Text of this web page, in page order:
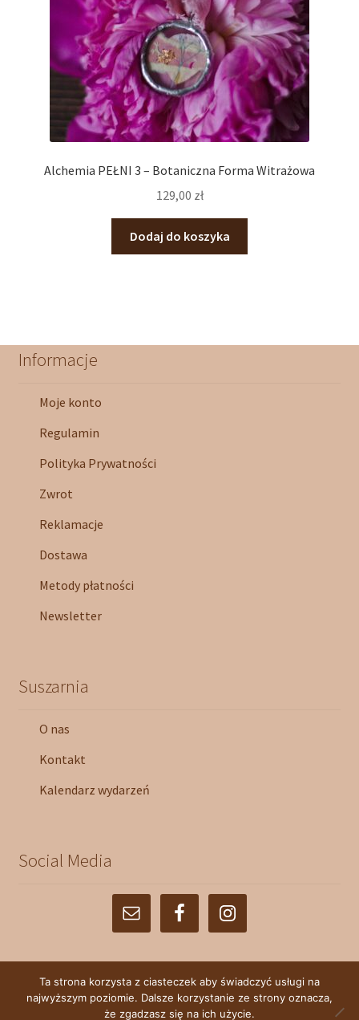
Alchemia PEŁNI 3 – Botaniczna Forma Witrażowa
129,00 zł
Dodaj do koszyka
Informacje
Moje konto
Regulamin
Polityka Prywatności
Zwrot
Reklamacje
Dostawa
Metody płatności
Newsletter
Suszarnia
O nas
Kontakt
Kalendarz wydarzeń
Social Media
© Farma Florystyczna 2026
Ta strona korzysta z ciasteczek aby świadczyć usługi na
najwyższym poziomie. Dalsze korzystanie ze strony oznacza,
że zgadzasz się na ich użycie.